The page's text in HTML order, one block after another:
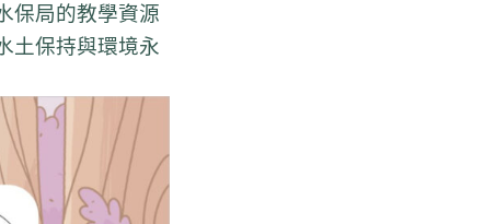
保局的教學資源
土保持與環境永